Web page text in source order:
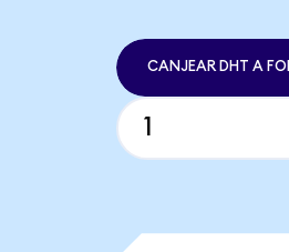
CANJEAR DHT A